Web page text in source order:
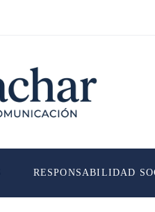
RESPONSABILIDAD